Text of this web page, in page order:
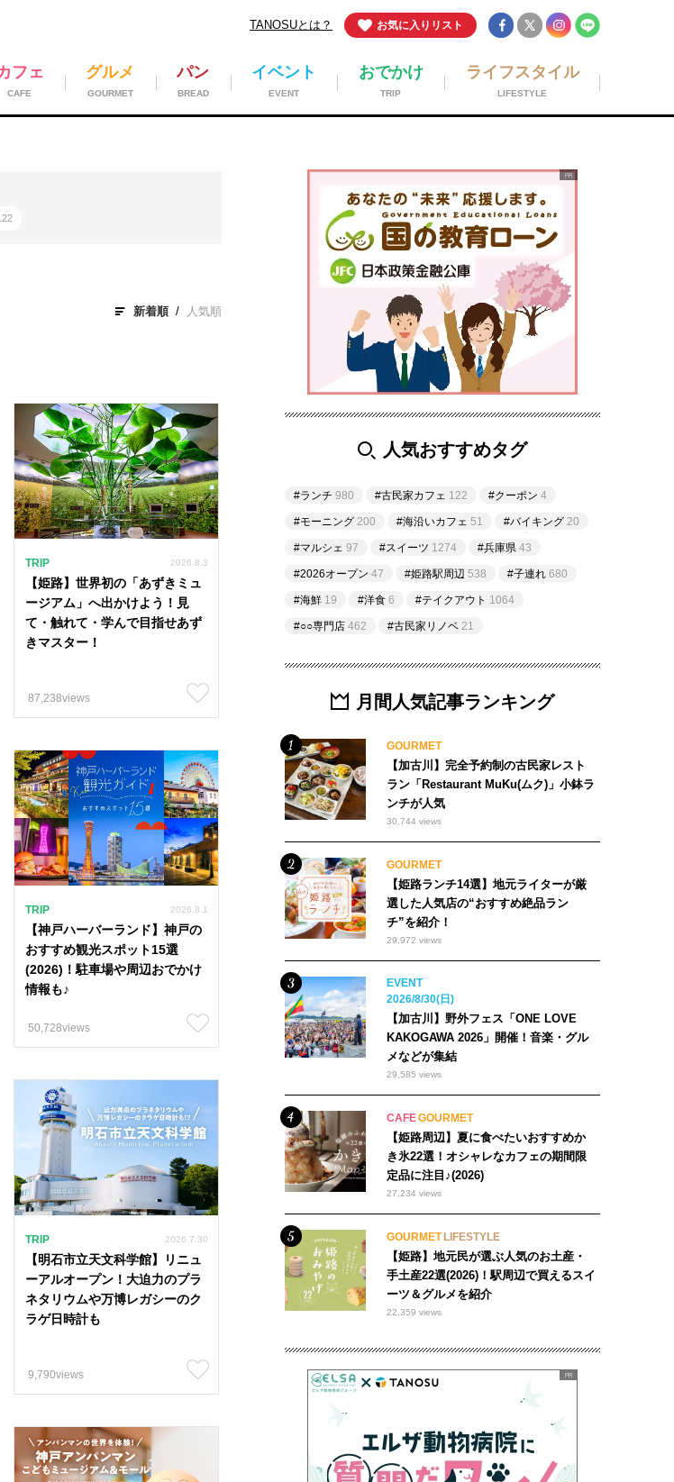
お気に入りリスト
TANOSUとは？
ライフスタイル
LIFESTYLE
おでかけ
TRIP
イベント
EVENT
パン
BREAD
グルメ
GOURMET
フェ
CAFE
新着順 人気順
TRIP
【姫路】世界初の「あずきミュ
ージアム」へ出かけよう！見
て・触れて・学んで目指せあず
きマスター！
2026.8.3
87,238views
TRIP
【神戸ハーバーランド】神戸の
おすすめ観光スポット15選
(2026)！駐車場や周辺おでかけ
情報も♪
2026.8.1
50,728views
TRIP
【明石市立天文科学館】リニュ
ーアルオープン！大迫力のプラ
ネタリウムや万博レガシーのク
ラゲ日時計も
2026.7.30
9,790views
人気おすすめタグ
#ランチ 980 #古民家カフェ 122 #クーポン 4
#モーニング 200 #海沿いカフェ 51 #バイキング 20
#マルシェ 97 #スイーツ 1274 #兵庫県 43
#2026オープン 47 #姫路駅周辺 538 #子連れ 680
#海鮮 19 #洋食 6 #テイクアウト 1064
#○○専門店 462 #古民家リノベ 21
月間人気記事ランキング
GOURMET
【加古川】完全予約制の古民家レスト
ラン「Restaurant MuKu(ムク)」小鉢ラ
ンチが人気
30,744 views
GOURMET
【姫路ランチ14選】地元ライターが厳
選した人気店の“おすすめ絶品ラン
チ”を紹介！
29,972 views
EVENT
2026/8/30(日)
【加古川】野外フェス「ONE LOVE
KAKOGAWA 2026」開催！音楽・グル
メなどが集結
29,585 views
CAFEGOURMET
【姫路周辺】夏に食べたいおすすめか
き氷22選！オシャレなカフェの期間限
定品に注目♪(2026)
27,234 views
GOURMET LIFESTYLE
【姫路】地元民が選ぶ人気のお土産・
手土産22選(2026)！駅周辺で買えるスイ
ーツ＆グルメを紹介
22,359 views